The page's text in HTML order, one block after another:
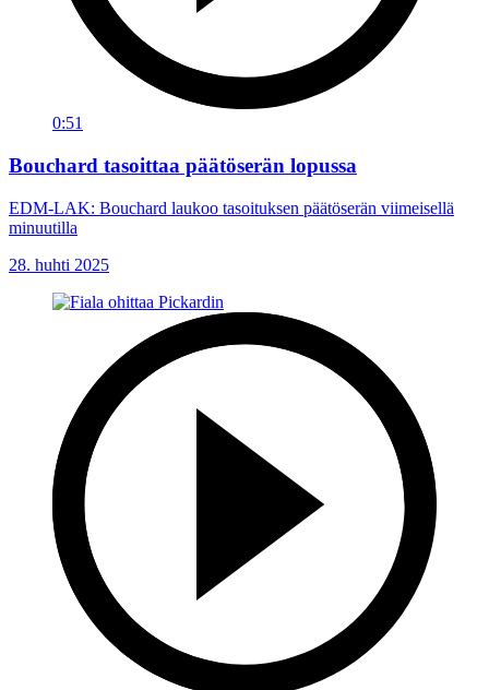
0:51
Bouchard tasoittaa päätöserän lopussa
EDM-LAK: Bouchard laukoo tasoituksen päätöserän viimeisellä
minuutilla
28. huhti 2025